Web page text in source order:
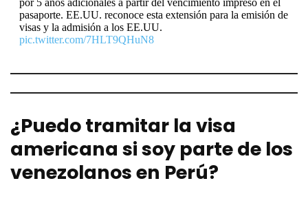
por 5 años adicionales a partir del vencimiento impreso en el
pasaporte. EE.UU. reconoce esta extensión para la emisión de
visas y la admisión a los EE.UU.
pic.twitter.com/7HLT9QHuN8
— Embajador James “Jimmy” Story
¿Puedo tramitar la visa
americana si soy parte de los
venezolanos en Perú?